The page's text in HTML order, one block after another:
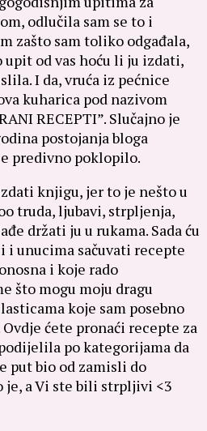
odlučila sam se to i
zašto sam toliko odgađala,
od vas hoću li ju izdati,
I da, vruća iz pećnice
kuharica pod nazivom
RECEPTI”. Slučajno je
postojanja bloga
predivno poklopilo.
knjigu, jer to je nešto u
truda, ljubavi, strpljenja,
držati ju u rukama. Sada ću
i unucima sačuvati recepte
i koje rado
što mogu moju dragu
koje sam posebno
ćete pronaći recepte za
po kategorijama da
put bio od zamisli do
a Vi ste bili strpljivi <3